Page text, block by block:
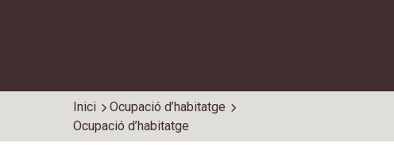
Inici
Ocupació d’habitatge
Ocupació d’habitatge